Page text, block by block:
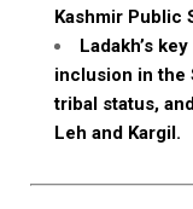
Kashmir Public
Ladakh’s
inclusion in the
tribal status,
Leh and Kargil.